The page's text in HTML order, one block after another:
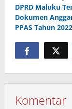
pos
DPRD Maluku
Dokumen
PPAS Tahun 2022
Komentar